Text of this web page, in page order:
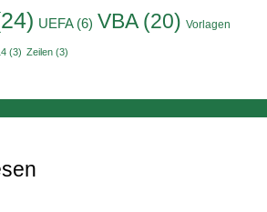
UEFA(6) VBA(20) Vorlagen
(3) Zeilen (3)